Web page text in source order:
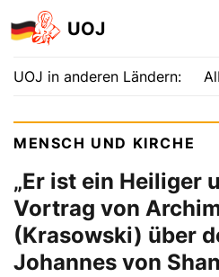
UOJ
UOJ in anderen Ländern:
MENSCH UND KIRCHE
„Er ist ein Heiliger
Vortrag von
(Krasowski) über
Johannes von